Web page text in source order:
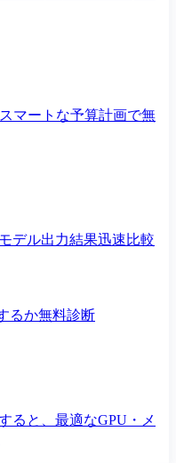
マートな予算計画で無
デル出力結果迅速比較
るか無料診断
ると、最適なGPU・メ